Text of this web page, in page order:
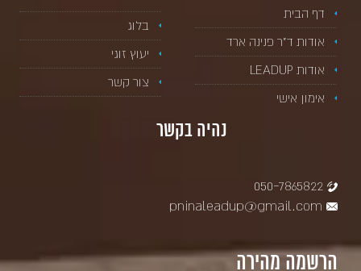
דף הבית
אודות ד”ר פנינה ארד
אודות LEADUP
אימון אישי
בלוג
יעוץ זוגי
צור קשר
נהיה בקשר
הרשמה מהירה